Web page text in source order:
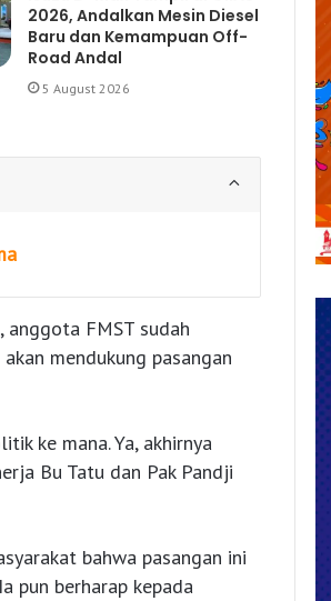
2026, Andalkan Mesin Diesel
Baru dan Kemampuan Off-
Road Andal
5 August 2026
FMST sudah
mendukung pasangan
ke mana. Ya, akhirnya
Bu Tatu dan Pak Pandji
bahwa pasangan ini
pun berharap kepada